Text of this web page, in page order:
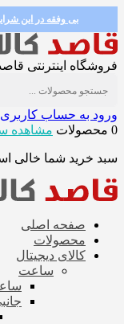
بی وفقه در این
فروشگاه اینترنتی
ورود به حساب کاربری
0 محصولات
مشاهده
سبد خرید شما خالی
صفحه اصلی
محصولات
کالای دیجیتال
ساعت